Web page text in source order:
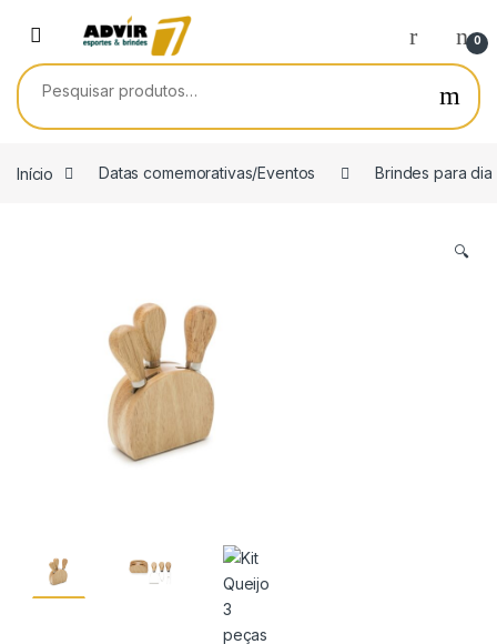
0
Pesquisar por:
Início Datas comemorativas/Eventos Brindes para dia
🔍